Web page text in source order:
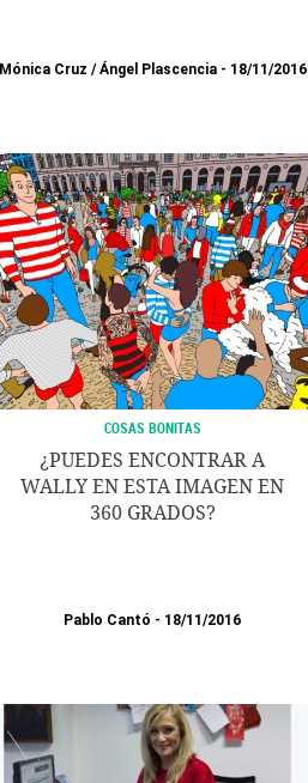
Mónica Cruz /Ángel Plascencia 18/11/2016
COSAS BONITAS
¿PUEDES ENCONTRAR A
WALLY EN ESTA IMAGEN EN
360 GRADOS?
Pablo Cantó 18/11/2016